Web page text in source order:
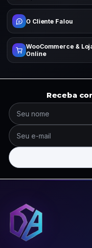
O Cliente Falou
WooCommerce &
Online
Receba